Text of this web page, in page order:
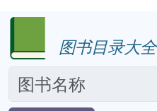
图书目录大全